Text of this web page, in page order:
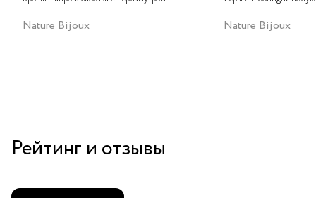
Nature Bijoux Nature Bijoux
Рейтинг и отзывы